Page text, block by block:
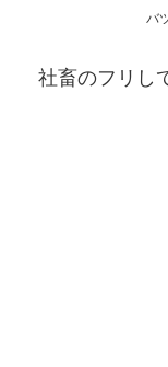
バ
社畜のフリし